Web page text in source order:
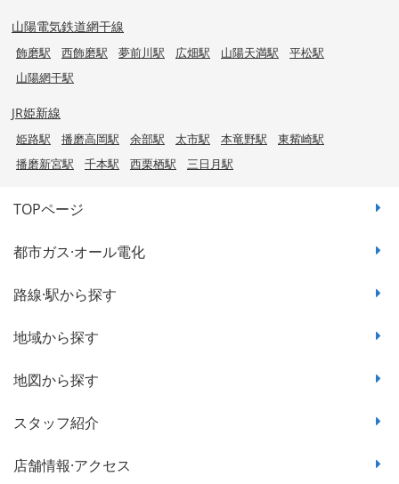
山陽電気鉄道網干線
飾磨駅 西飾磨駅 夢前川駅 広畑駅 山陽天満駅
平松駅
山陽網干駅
JR姫新線
姫路駅 播磨高岡駅 余部駅 太市駅 本竜野駅
東觜崎駅
播磨新宮駅
千本駅 西栗栖駅 三日月駅
TOPページ
都市ガス·オール電化
路線·駅から探す
地域から探す
地図から探す
スタッフ紹介
店舗情報·アクセス